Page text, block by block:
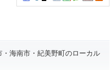
海南市・紀美野町のローカル